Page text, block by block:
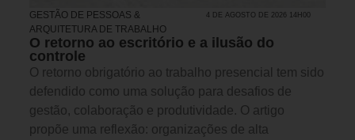
GESTÃO DE PESSOAS &
ARQUITETURA DE TRABALHO
4 DE AGOSTO DE 2026 14H00
O retorno ao escritório e a ilusão do
controle
O retorno obrigatório ao trabalho presencial tem sido
defendido como uma solução para desafios de
gestão, colaboração e produtividade. O artigo
propõe uma reflexão: organizações de alta